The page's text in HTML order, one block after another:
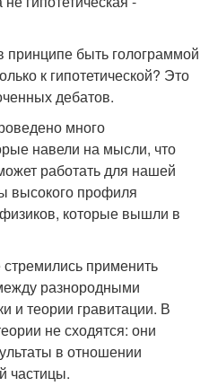
быть голограммой
к гипотетической? Это
дебатов.
много
навели на мысли, что
работать для нашей
высокого профиля
которые вышли в
применить
разнородными
и теории гравитации. В
не сходятся: они
в отношении
частицы.